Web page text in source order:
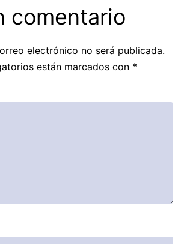
comentario
electrónico no será publicada.
están marcados con *